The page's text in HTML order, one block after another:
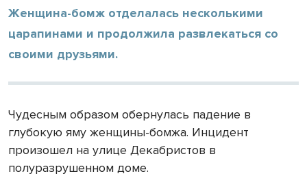
Женщина-бомж отделалась несколькими
царапинами и продолжила развлекаться со
своими друзьями.
Чудесным образом обернулась падение в
глубокую яму женщины-бомжа. Инцидент
произошел на улице Декабристов в
полуразрушенном доме.